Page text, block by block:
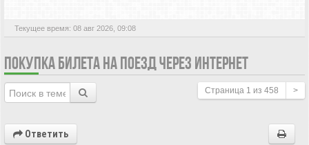
Текущее время: 08 авг 2026, 09:08
ПОКУПКА БИЛЕТА НА ПОЕЗД ЧЕРЕЗ ИНТЕРНЕТ
Страница 1 из 458 >
Ответить